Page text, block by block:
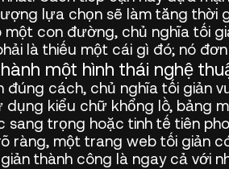
lựa chọn sẽ làm tăng thời
con đường, chủ nghĩa tối
là thiếu một cái gì đó; nó
một hình thái nghệ
đúng cách, chủ nghĩa tối giản
dụng kiểu chữ khổng lồ, bảng
trọng hoặc tinh tế tiên
ràng, một trang web tối giản
thành công là ngay cả với